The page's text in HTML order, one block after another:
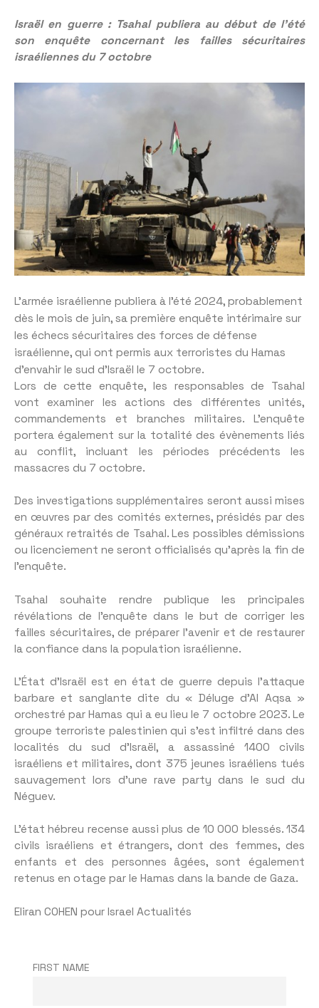
Israël en guerre : Tsahal publiera au début de l’été
son enquête concernant les failles sécuritaires
israéliennes du 7 octobre
L’armée israélienne publiera à l’été 2024, probablement
dès le mois de juin, sa première enquête intérimaire sur
les échecs sécuritaires des forces de défense
israélienne, qui ont permis aux terroristes du Hamas
d’envahir le sud d’Israël le 7 octobre.
Lors de cette enquête, les responsables de Tsahal
vont examiner les actions des différentes unités,
commandements et branches militaires. L’enquête
portera également sur la totalité des évènements liés
au conflit, incluant les périodes précédents les
massacres du 7 octobre.
Des investigations supplémentaires seront aussi mises
en œuvres par des comités externes, présidés par des
généraux retraités de Tsahal. Les possibles démissions
ou licenciement ne seront officialisés qu’après la fin de
l’enquête.
Tsahal souhaite rendre publique les principales
révélations de l’enquête dans le but de corriger les
failles sécuritaires, de préparer l’avenir et de restaurer
la confiance dans la population israélienne.
L’État d’Israël est en état de guerre depuis l’attaque
barbare et sanglante dite du « Déluge d’Al Aqsa »
orchestré par Hamas qui a eu lieu le 7 octobre 2023. Le
groupe terroriste palestinien qui s’est infiltré dans des
localités du sud d’Israël, a assassiné 1400 civils
israéliens et militaires, dont 375 jeunes israéliens tués
sauvagement lors d’une rave party dans le sud du
Néguev.
L’état hébreu recense aussi plus de 10 000 blessés. 134
civils israéliens et étrangers, dont des femmes, des
enfants et des personnes âgées, sont également
retenus en otage par le Hamas dans la bande de Gaza.
Eliran COHEN pour Israel Actualités
FIRST NAME